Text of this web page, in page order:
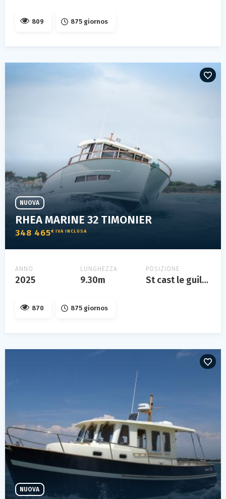
809 875 giornos
RHEA MARINE 32 TIMONIER
348 465€ IVA INCLUSA
NUOVA
ANNO
2025
LUNGHEZZA
9.30m
POSIZIONE
St cast le guildo, bretagne, france
870 875 giornos
NUOVA